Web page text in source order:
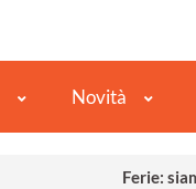
Novità
Ferie: